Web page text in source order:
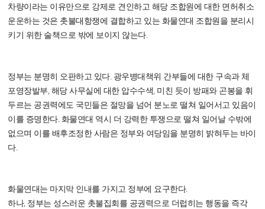
차량이라는 이유만으로 강제로 견인하고 해당 조합원에 대한 면허취소
운운하는 것은 촛불대항쟁에 결합하고 있는 화물연대 조합원을 분리시
키기 위한 술책으로 밖에 보이지 않는다.
정부는 분명히 오판하고 있다. 광우병대책위 간부들에 대한 구속과 체
포영장발부, 해당 사무실에 대한 압수수색, 미친 듯이 방패와 곤봉을 휘
두르는 공권력에도 국민들은 절망을 넘어 분노로 떨쳐 일어서고 있음이
이를 증명한다. 화물연대 역시 더 강력한 투쟁으로 떨쳐 일어날 수밖에
없으며 이를 배후조정한 사람은 정부와 여당임을 분명히 밝혀두는 바이
다.
화물연대는 마지막 인내를 가지고 정부에 요구한다.
하나, 정부는 성스러운 촛불집회를 공권력으로 더럽히는 행동을 즉각